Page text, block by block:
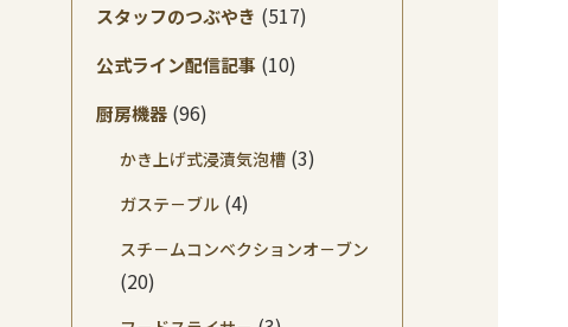
スタッフのつぶやき (517)
公式ライン配信記事 (10)
厨房機器 (96)
かき上げ式浸漬気泡槽 (3)
ガステ－ブル (4)
スチ－ムコンベクションオ－ブン
(20)